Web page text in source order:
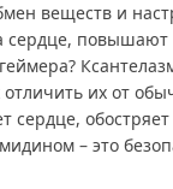
веществ и
повышают
их от
сердце,
– это